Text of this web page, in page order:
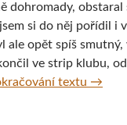
dohromady, obstaral
si do něj pořídil i
ale opět spíš smutný,
ve strip klubu,
textu ‚I,
→